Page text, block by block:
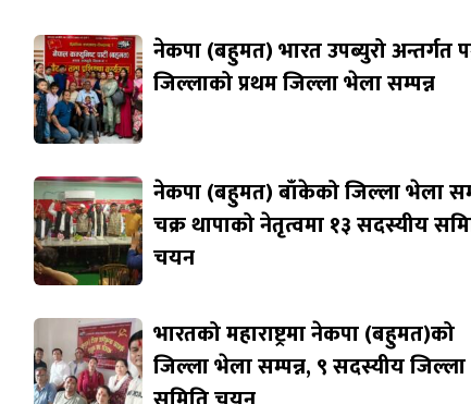
नेकपा (बहुमत) भारत उपब्युरो अन्तर्गत
जिल्लाको प्रथम जिल्ला भेला सम्पन्न
नेकपा (बहुमत) बाँकेको जिल्ला भेला
चक्र थापाको नेतृत्वमा १३ सदस्यीय
चयन
भारतको महाराष्ट्रमा नेकपा (बहुमत)को
जिल्ला भेला सम्पन्न, ९ सदस्यीय जिल्ला